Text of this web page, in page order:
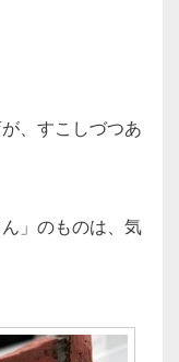
、すこしづつあ
」のものは、気